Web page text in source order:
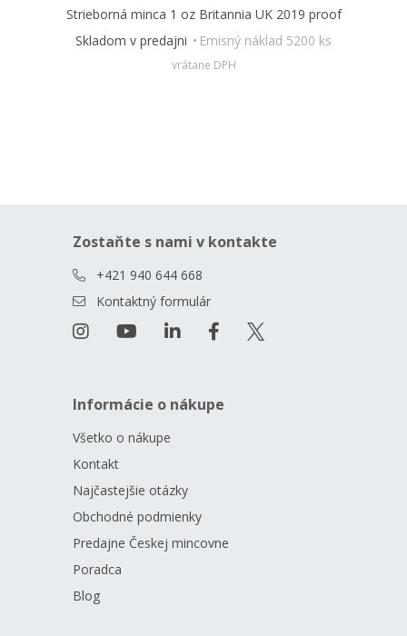
Strieborná minca 1 oz Britannia UK 2019 proof
Skladom v predajni
Emisný náklad 5200 ks
vrátane DPH
Zostaňte s nami v kontakte
+421 940 644 668
Kontaktný formulár
Informácie o nákupe
Všetko o nákupe
Kontakt
Najčastejšie otázky
Obchodné podmienky
Predajne Českej mincovne
Poradca
Blog